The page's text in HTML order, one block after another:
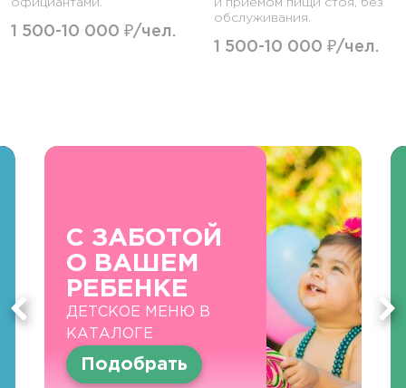
официантами.
1 500-10 000 ₽/чел.
и приемом пищи стоя, без
обслуживания.
1 500-10 000 ₽/чел.
С ЗАБОТОЙ
О ВАШЕМ
РЕБЕНКЕ
ДЕТСКОЕ МЕНЮ В
КАТАЛОГЕ
Подобрать